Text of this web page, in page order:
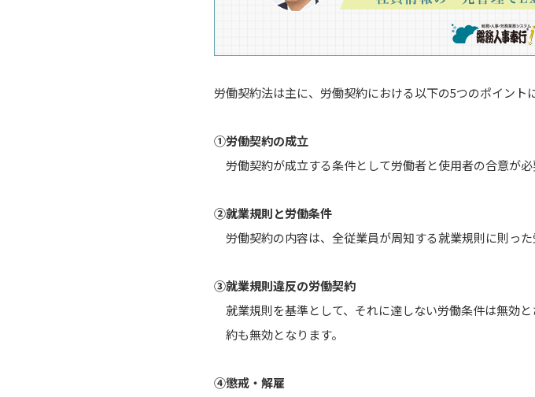
労働契約法は主に、労働契約における以下の5つのポイント
①労働契約の成立
労働契約が成立する条件として労働者と使用者の合意が必
②就業規則と労働条件
労働契約の内容は、全従業員が周知する就業規則に則っ
③就業規則違反の労働契約
就業規則を基準として、それに達しない労働条件は無効
約も無効となります。
④懲戒・解雇